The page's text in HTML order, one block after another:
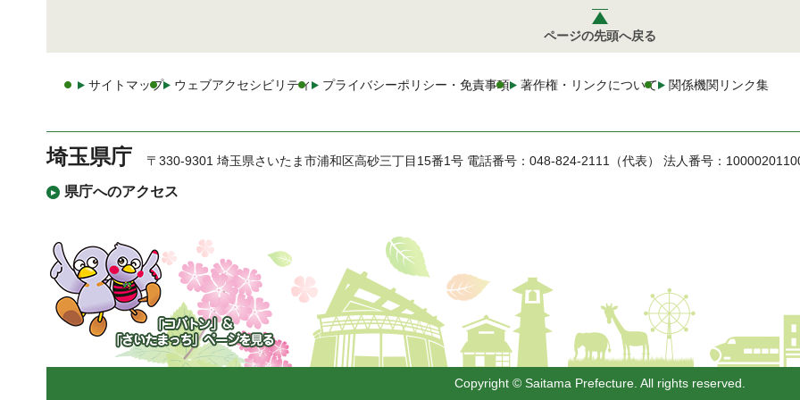
ページの先頭へ戻る
サイトマップ ウェブアクセシビリティ プライバシーポリシー・免責事項 著作権・リンクについて 関係機関リンク集
埼玉県庁
県庁へのアクセス
〒330-9301 埼玉県さいたま市浦和区高砂三丁目15番1号 電話番号：048-824-2111（代表） 法人番号：
「コバトン」&「さいた
まっち」
Copyright © Saitama Prefecture. All rights reserved.